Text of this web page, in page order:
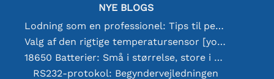
NYE BLOGS
Lodning som en professionel: Tips til perfekte elektroniske forbindelser
Valg af den rigtige temperatursensor [youtube]
18650 Batterier: Små i størrelse, store i ydeevne
RS232-protokol: Begyndervejledningen